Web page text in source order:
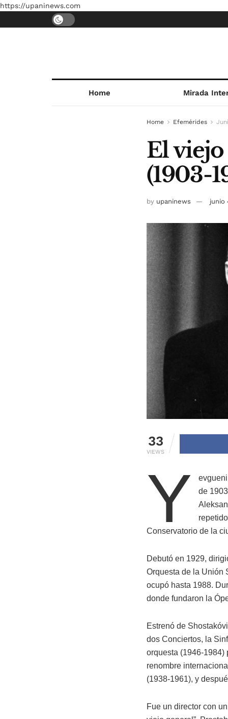
https://upaninews.com
Home Mirada
Home Efemérides
El
(1903-
by upaninews junio
33
VIEWS
Y
de
Conservatorio de la
Debutó en 1929,
Orquesta de la Unión
ocupó hasta 1988.
donde fundaron la
Estrenó de
dos Conciertos, la
orquesta (1946-1984)
renombre
(1938-1961), y
Fue un director con